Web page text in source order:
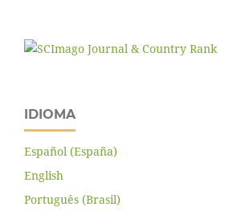
IDIOMA
Español (España)
English
Português (Brasil)